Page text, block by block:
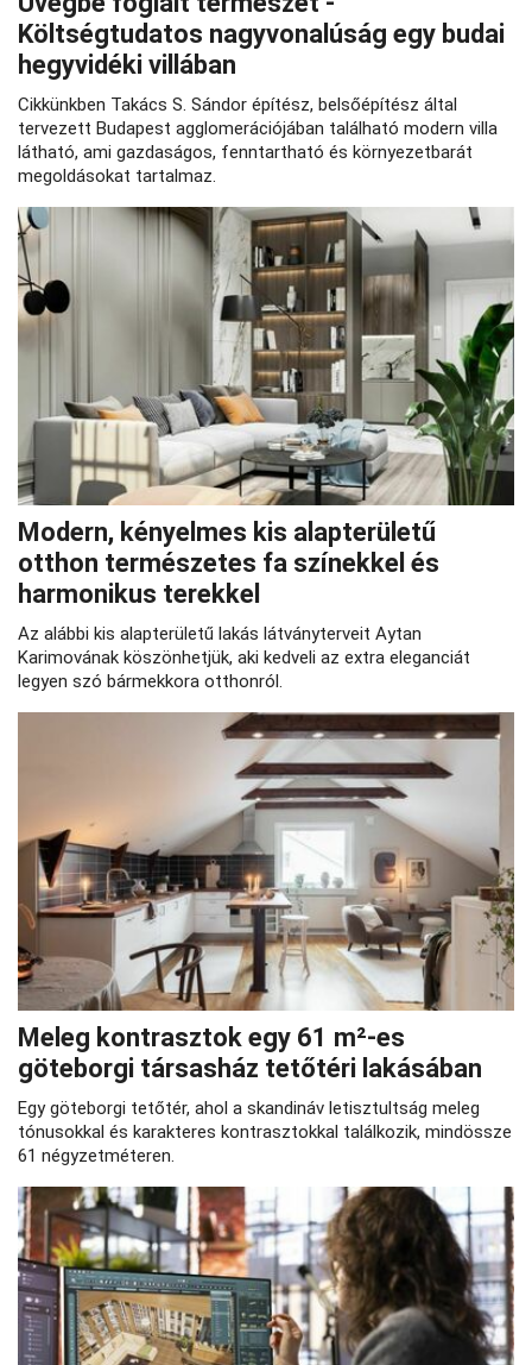
Költségtudatos nagyvonalúság egy budai
hegyvidéki villában
Cikkünkben Takács S. Sándor építész, belsőépítész által
tervezett Budapest agglomerációjában található modern villa
látható, ami gazdaságos, fenntartható és környezetbarát
megoldásokat tartalmaz.
Modern, kényelmes kis alapterületű
otthon természetes fa színekkel és
harmonikus terekkel
Az alábbi kis alapterületű lakás látványterveit Aytan
Karimovának köszönhetjük, aki kedveli az extra eleganciát
legyen szó bármekkora otthonról.
Meleg kontrasztok egy 61 m²-es
göteborgi társasház tetőtéri lakásában
Egy göteborgi tetőtér, ahol a skandináv letisztultság meleg
tónusokkal és karakteres kontrasztokkal találkozik, mindössze
61 négyzetméteren.